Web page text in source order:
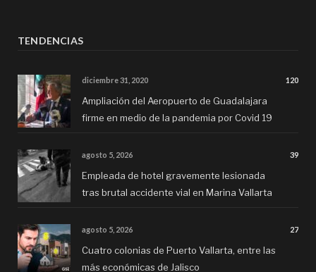
TENDENCIAS
diciembre 31, 2020 120
Ampliación del Aeropuerto de Guadalajara
firme en medio de la pandemia por Covid 19
agosto 5, 2026 39
Empleada de hotel gravemente lesionada
tras brutal accidente vial en Marina Vallarta
agosto 5, 2026 27
Cuatro colonias de Puerto Vallarta, entre las
más económicas de Jalisco